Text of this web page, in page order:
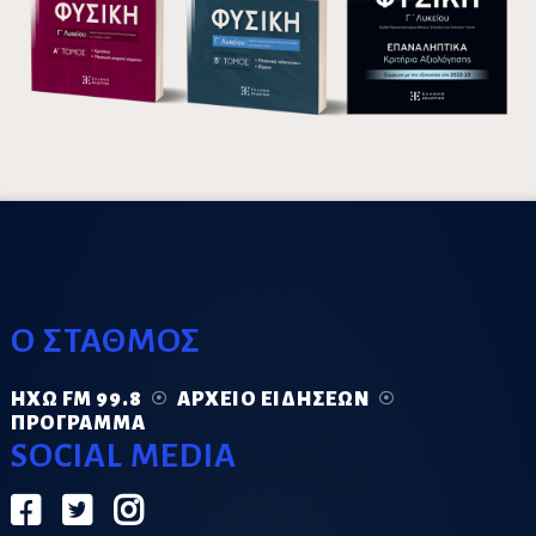
Ο ΣΤΑΘΜΟΣ
ΗΧΏ FM 99.8
ΑΡΧΕΊΟ ΕΙΔΉΣΕΩΝ
ΠΡΌΓΡΑΜΜΑ
SOCIAL MEDIA